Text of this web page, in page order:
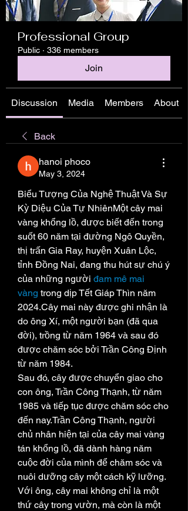
Professional Group
Public · 336 members
Join
Discussion Media Members About
Back
hanoi phoco
May 3, 2024
Biểu Tượng Của Nghệ Thuật Và Sự
Kỳ Diệu Của Tự NhiênMột cây mai
vàng khổng lồ, được biết đến trong
suốt 60 năm tại đường Ngô Quyền,
thị trấn Gia Ray, huyện Xuân Lộc,
tỉnh Đồng Nai, đang thu hút sự chú ý
của những người đam mê mai
vàng trong dịp Tết Giáp Thìn năm
2024.Cây mai này được ghi nhận là
do ông Xí, một người bạn (đã qua
đời), trồng từ năm 1964 và sau đó
được chăm sóc bởi Trần Công Định
từ năm 1984.
Sau đó, cây được chuyển giao cho
con ông, Trần Công Thạnh, từ năm
1985 và tiếp tục được chăm sóc cho
đến nay.Trần Công Thạnh, người
chủ nhân hiện tại của cây mai vàng
tán khổng lồ, đã dành hàng năm
cuộc đời của mình để chăm sóc và
nuôi dưỡng cây một cách kỹ lưỡng.
Với ông, cây mai không chỉ là một
thứ cây trong vườn, mà còn là một